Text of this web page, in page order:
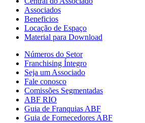
Associados
Beneficios
Locação de Espaço
Material para Download
Números do Setor
Franchising Íntegro
Seja um Associado
Fale conosco
Comissões Segmentadas
ABF RIO
Guia de Franquias ABF
Guia de Fornecedores ABF